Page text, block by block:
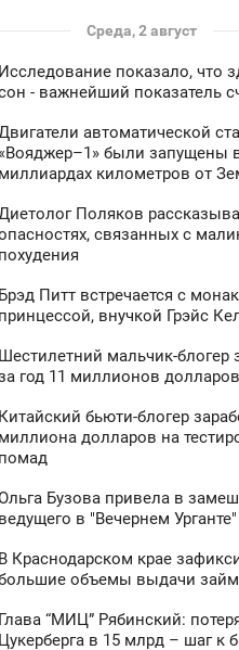
Среда, 2 август
Исследование показало, что
- важнейший показатель
автоматической
«Вояджер–1» были запущены
миллиардах километров от
Поляков
связанных с
похудения
Брэд Питт встречается с
принцессой, внучкой Грэйс
Шестилетний мальчик-блогер
год 11 миллионов долларов
Китайский бьюти-блогер
миллиона долларов на
помад
Бузова привела в
ведущего в "Вечернем Урганте"
В Краснодарском крае
объемы выдачи
Глава “МИЦ” Рябинский:
Цукерберга в 15 млрд – шаг к